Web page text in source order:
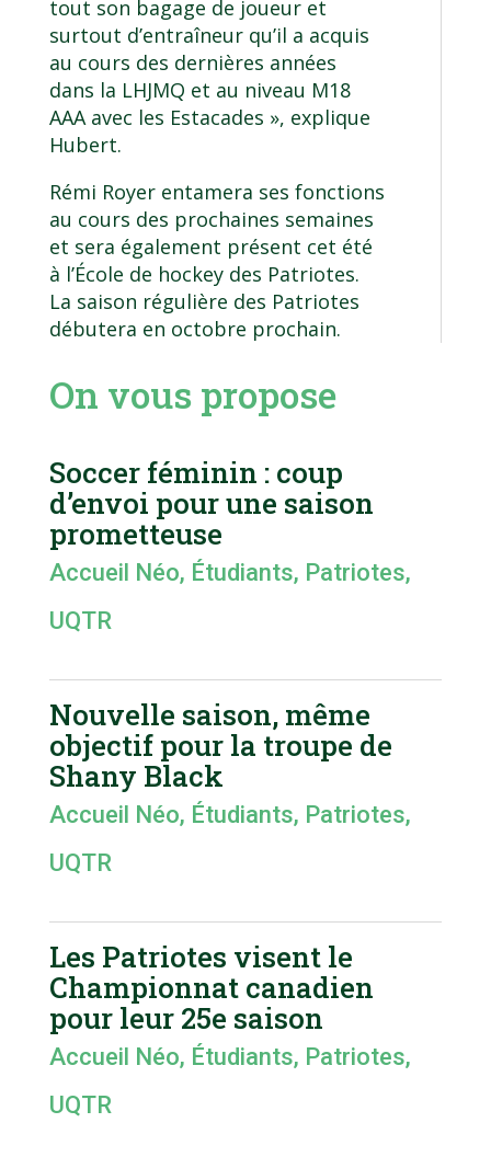
tout son bagage de joueur et
surtout d’entraîneur qu’il a acquis
au cours des dernières années
dans la LHJMQ et au niveau M18
AAA avec les Estacades », explique
Hubert.
Rémi Royer entamera ses fonctions
au cours des prochaines semaines
et sera également présent cet été
à l’École de hockey des Patriotes.
La saison régulière des Patriotes
débutera en octobre prochain.
On vous propose
Soccer féminin : coup
d’envoi pour une saison
prometteuse
Accueil Néo, Étudiants, Patriotes,
UQTR
Nouvelle saison, même
objectif pour la troupe de
Shany Black
Accueil Néo, Étudiants, Patriotes,
UQTR
Les Patriotes visent le
Championnat canadien
pour leur 25e saison
Accueil Néo, Étudiants, Patriotes,
UQTR